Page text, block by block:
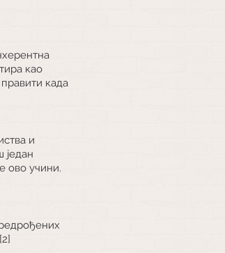
као
када
и
један
ово учини.